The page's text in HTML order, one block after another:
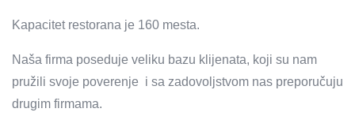
Kapacitet restorana je 160 mesta.
Naša firma poseduje veliku bazu klijenata, koji su nam
pružili svoje poverenje i sa zadovoljstvom nas preporučuju
drugim firmama.